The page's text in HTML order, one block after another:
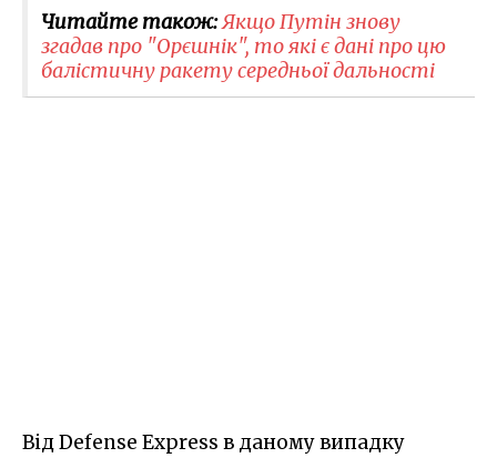
Читайте також:Якщо Путін знову
згадав про "Орєшнік", то які є дані про цю
балістичну ракету середньої дальності
Від Defense Express в даному випадку